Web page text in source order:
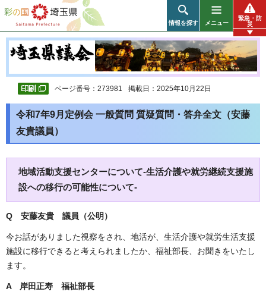
彩の国 埼玉県
情報を探す メニュー
緊急・防
災
ページ番号：273981 掲載日：2025年10月22日
令和7年9月定例会 一般質問 質疑質問・答弁全文（安藤
友貴議員）
地域活動支援センターについて-生活介護や就労継続支援施
設への移行の可能性について-
Q 安藤友貴 議員（公明）
今お話がありました視察をされ、地活が、生活介護や就労生活支援
施設に移行できると考えられましたか、福祉部長、お聞きをいたし
ます。
A 岸田正寿 福祉部長